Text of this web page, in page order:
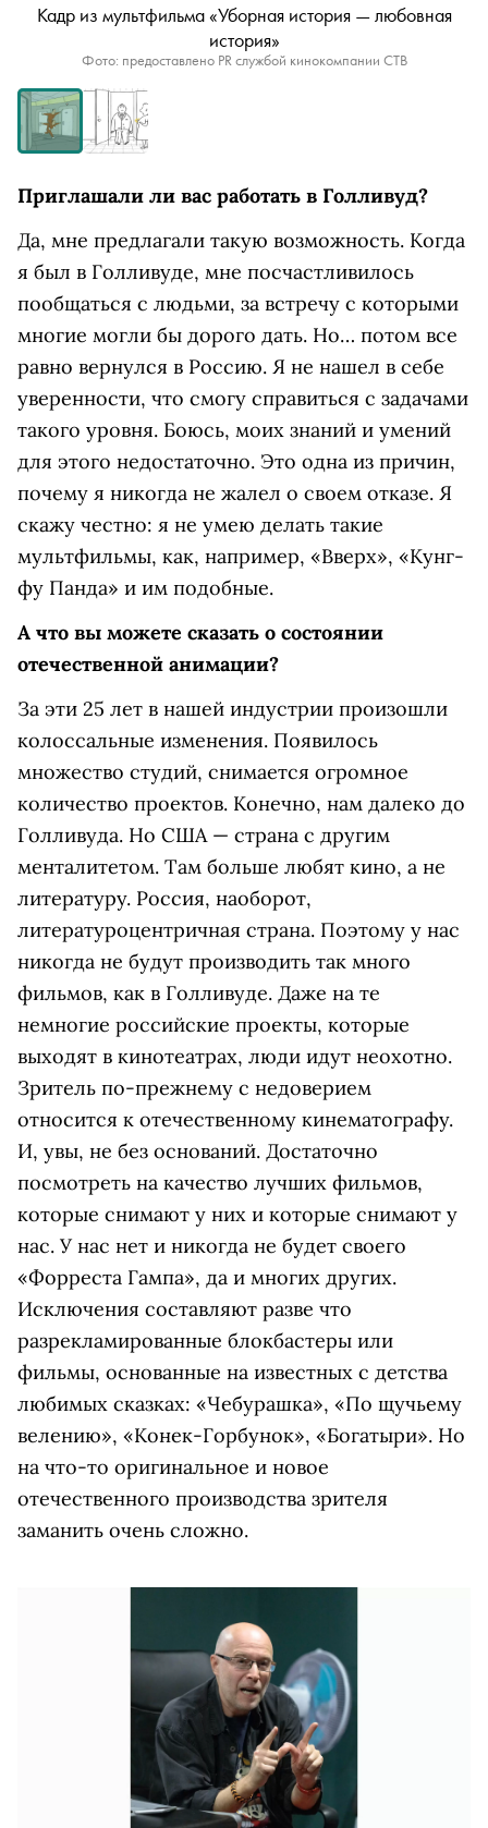
Кадр из мультфильма «Уборная история — любовная
история»
Фото: предоставлено PR службой кинокомпании СТВ
Приглашали ли вас работать в Голливуд?
Да, мне предлагали такую возможность. Когда
я был в Голливуде, мне посчастливилось
пообщаться с людьми, за встречу с которыми
многие могли бы дорого дать. Но… потом все
равно вернулся в Россию. Я не нашел в себе
уверенности, что смогу справиться с задачами
такого уровня. Боюсь, моих знаний и умений
для этого недостаточно. Это одна из причин,
почему я никогда не жалел о своем отказе. Я
скажу честно: я не умею делать такие
мультфильмы, как, например, «Вверх», «Кунг-
фу Панда» и им подобные.
А что вы можете сказать о состоянии
отечественной анимации?
За эти 25 лет в нашей индустрии произошли
колоссальные изменения. Появилось
множество студий, снимается огромное
количество проектов. Конечно, нам далеко до
Голливуда. Но США — страна с другим
менталитетом. Там больше любят кино, а не
литературу. Россия, наоборот,
литературоцентричная страна. Поэтому у нас
никогда не будут производить так много
фильмов, как в Голливуде. Даже на те
немногие российские проекты, которые
выходят в кинотеатрах, люди идут неохотно.
Зритель по-прежнему с недоверием
относится к отечественному кинематографу.
И, увы, не без оснований. Достаточно
посмотреть на качество лучших фильмов,
которые снимают у них и которые снимают у
нас. У нас нет и никогда не будет своего
«Форреста Гампа», да и многих других.
Исключения составляют разве что
разрекламированные блокбастеры или
фильмы, основанные на известных с детства
любимых сказках: «Чебурашка», «По щучьему
велению», «Конек-Горбунок», «Богатыри». Но
на что-то оригинальное и новое
отечественного производства зрителя
заманить очень сложно.